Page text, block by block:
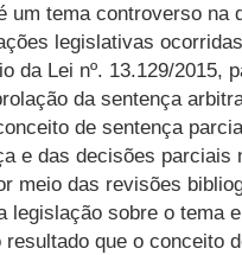
um tema controverso na
legislativas
da Lei nº. 13.129/2015,
da sentença
de sentença
e das decisões
meio das revisões
legislação sobre o tema
que o conceito